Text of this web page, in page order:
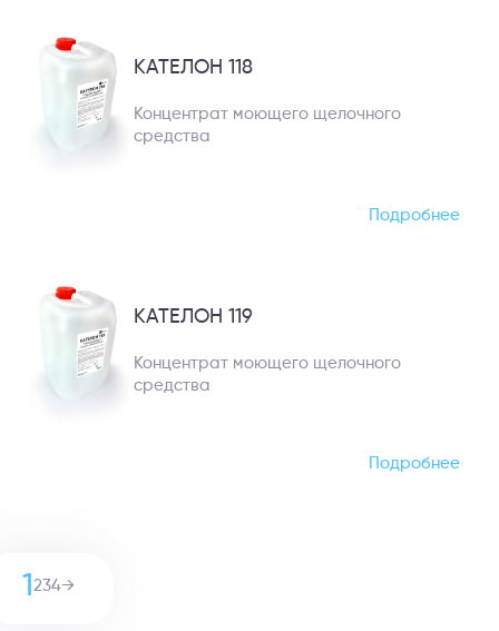
КАТЕЛОН 118
Концентрат моющего щелочного
средства
Подробнее
КАТЕЛОН 119
Концентрат моющего щелочного
средства
Подробнее
1 234→